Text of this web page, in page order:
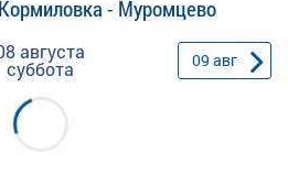
- Муромцево
августа
суббота 09 авг